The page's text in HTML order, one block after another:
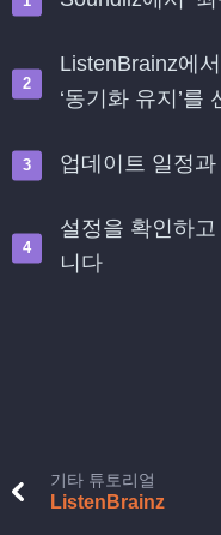
ListenBrainz에
‘동기화 유지’를
업데이트 일정
설정을 확인하
니다
기타 튜토리얼
ListenBrainz